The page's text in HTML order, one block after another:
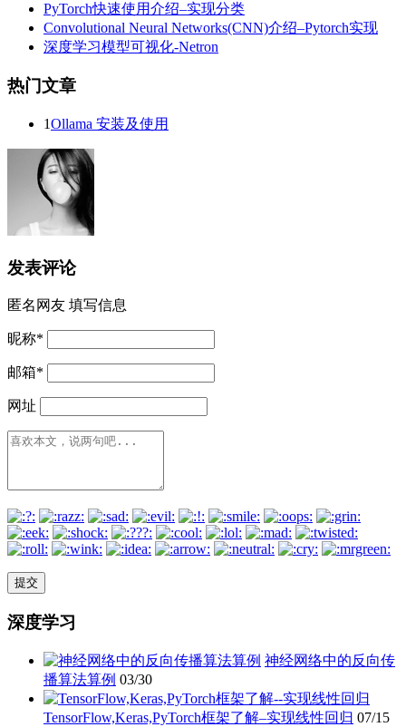
PyTorch快速使用介绍–实现分类
Convolutional Neural Networks(CNN)介绍–Pytorch实现
深度学习模型可视化-Netron
热门文章
1Ollama 安装及使用
发表评论
匿名网友 填写信息
昵称*
邮箱*
网址
深度学习
神经网络中的反向传
播算法算例 03/30
TensorFlow,Keras,PyTorch框架了解–实现线性回归 07/15